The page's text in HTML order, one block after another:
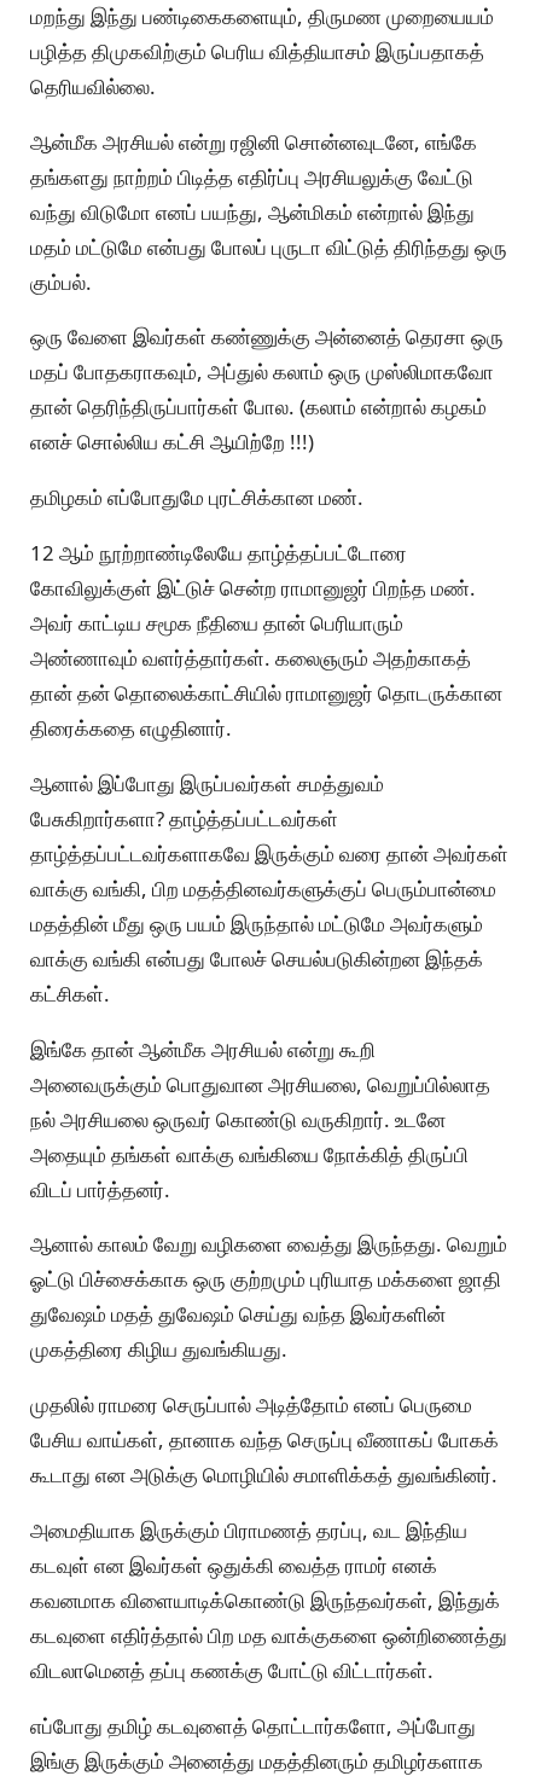
மறந்து இந்து பண்டிகைகளையும், திருமண முறையையம்
பழித்த திமுகவிற்கும் பெரிய வித்தியாசம் இருப்பதாகத்
தெரியவில்லை.
ஆன்மீக அரசியல் என்று ரஜினி சொன்னவுடனே, எங்கே
தங்களது நாற்றம் பிடித்த எதிர்ப்பு அரசியலுக்கு வேட்டு
வந்து விடுமோ எனப் பயந்து, ஆன்மிகம் என்றால் இந்து
மதம் மட்டுமே என்பது போலப் புருடா விட்டுத் திரிந்தது ஒரு
கும்பல்.
ஒரு வேளை இவர்கள் கண்ணுக்கு அன்னைத் தெரசா ஒரு
மதப் போதகராகவும், அப்துல் கலாம் ஒரு முஸ்லிமாகவோ
தான் தெரிந்திருப்பார்கள் போல. (கலாம் என்றால் கழகம்
எனச் சொல்லிய கட்சி ஆயிற்றே !!!)
தமிழகம் எப்போதுமே புரட்சிக்கான மண்.
12 ஆம் நூற்றாண்டிலேயே தாழ்த்தப்பட்டோரை
கோவிலுக்குள் இட்டுச் சென்ற ராமானுஜர் பிறந்த மண்.
அவர் காட்டிய சமூக நீதியை தான் பெரியாரும்
அண்ணாவும் வளர்த்தார்கள். கலைஞரும் அதற்காகத்
தான் தன் தொலைக்காட்சியில் ராமானுஜர் தொடருக்கான
திரைக்கதை எழுதினார்.
ஆனால் இப்போது இருப்பவர்கள் சமத்துவம்
பேசுகிறார்களா? தாழ்த்தப்பட்டவர்கள்
தாழ்த்தப்பட்டவர்களாகவே இருக்கும் வரை தான் அவர்கள்
வாக்கு வங்கி, பிற மதத்தினவர்களுக்குப் பெரும்பான்மை
மதத்தின் மீது ஒரு பயம் இருந்தால் மட்டுமே அவர்களும்
வாக்கு வங்கி என்பது போலச் செயல்படுகின்றன இந்தக்
கட்சிகள்.
இங்கே தான் ஆன்மீக அரசியல் என்று கூறி
அனைவருக்கும் பொதுவான அரசியலை, வெறுப்பில்லாத
நல் அரசியலை ஒருவர் கொண்டு வருகிறார். உடனே
அதையும் தங்கள் வாக்கு வங்கியை நோக்கித் திருப்பி
விடப் பார்த்தனர்.
ஆனால் காலம் வேறு வழிகளை வைத்து இருந்தது. வெறும்
ஓட்டு பிச்சைக்காக ஒரு குற்றமும் புரியாத மக்களை ஜாதி
துவேஷம் மதத் துவேஷம் செய்து வந்த இவர்களின்
முகத்திரை கிழிய துவங்கியது.
முதலில் ராமரை செருப்பால் அடித்தோம் எனப் பெருமை
பேசிய வாய்கள், தானாக வந்த செருப்பு வீணாகப் போகக்
கூடாது என அடுக்கு மொழியில் சமாளிக்கத் துவங்கினர்.
அமைதியாக இருக்கும் பிராமணத் தரப்பு, வட இந்திய
கடவுள் என இவர்கள் ஒதுக்கி வைத்த ராமர் எனக்
கவனமாக விளையாடிக்கொண்டு இருந்தவர்கள், இந்துக்
கடவுளை எதிர்த்தால் பிற மத வாக்குகளை ஒன்றிணைத்து
விடலாமெனத் தப்பு கணக்கு போட்டு விட்டார்கள்.
எப்போது தமிழ் கடவுளைத் தொட்டார்களோ, அப்போது
இங்கு இருக்கும் அனைத்து மதத்தினரும் தமிழர்களாக